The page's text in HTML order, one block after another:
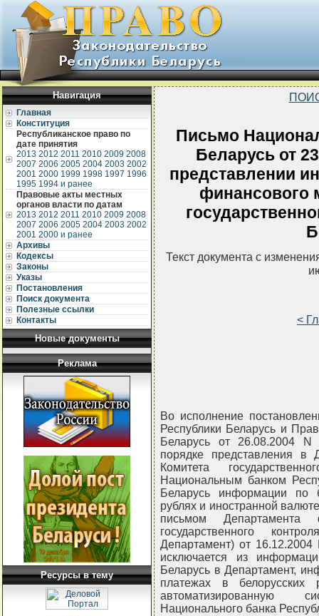
Навигация
Главная
Конституция
Республиканское право по
дате принятия
2013 2012 2011 2010 2009 2008
2007 2006 2005 2004 2003 2002
2001 2000 1999 1998 1997 1996
1995 1994 и ранее
Правовые акты местных
органов власти по датам
2013 2012 2011 2010 2009 2008
2007 2006 2005 2004 2003 2002
2001 2000 и ранее
Архивы
Кодексы
Законы
Указы
Постановления
Поиск документа
Полезные ссылки
Контакты
Новые документы
Реклама
Ресурсы в тему
Письмо
Беларусь от
представлении
финансового
Текст документа с
<
Во исполнение
Республики Беларусь и
Беларусь от 26.08.2004
порядке представления в
Комитета
Национальным банком
Беларусь информации по
рублях и иностранной
письмом Департамента
государственного
Департамент) от
исключается из
Беларусь в Департамент,
платежах в белорусских
автоматизированную
Национального банка